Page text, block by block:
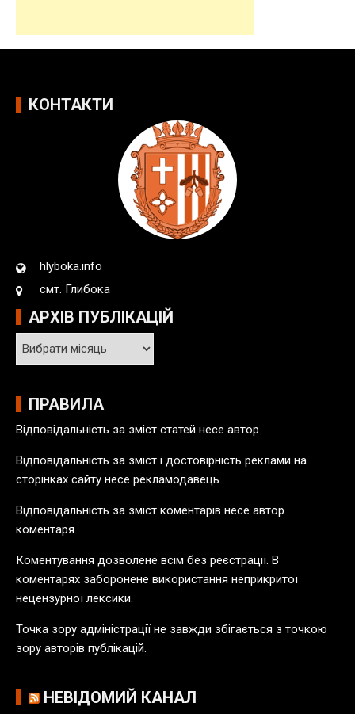
КОНТАКТИ
hlyboka.info
смт. Глибока
АРХІВ ПУБЛІКАЦІЙ
А
р
і
п
у
б
і
к
ПРАВИЛА
Відповідальність за зміст статей несе автор.
Відповідальність за зміст і достовірність реклами на
сторінках сайту несе рекламодавець.
Відповідальність за зміст коментарів несе автор
коментаря.
Коментування дозволене всім без реєстрації. В
коментарях заборонене використання неприкритої
нецензурної лексики.
Точка зору адміністрації не завжди збігається з точкою
зору авторів публікацій.
НЕВІДОМИЙ КАНАЛ